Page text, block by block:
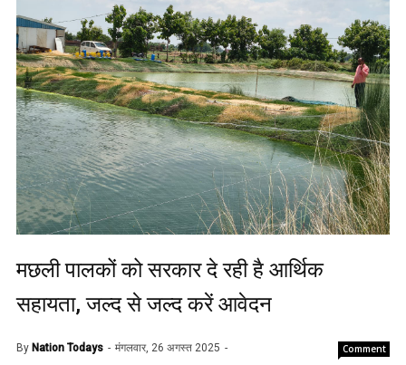
मछली पालकों को सरकार दे रही है आर्थिक
सहायता, जल्द से जल्द करें आवेदन
By Nation Todays मंगलवार, 26 अगस्त 2025 Comment